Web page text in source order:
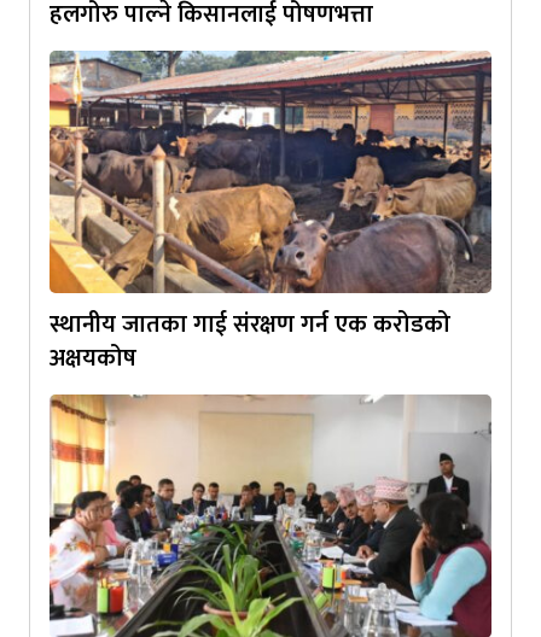
हलगोरु पाल्ने किसानलाई पोषणभत्ता
स्थानीय जातका गाई संरक्षण गर्न एक करोडको
अक्षयकोष